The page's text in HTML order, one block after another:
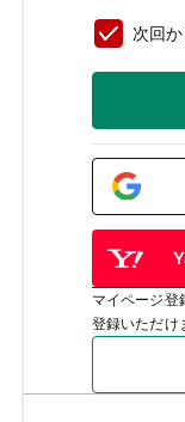
次回
マイページ登
登録いただけ